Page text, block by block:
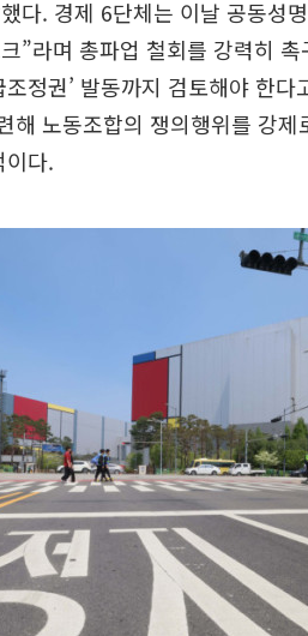
다. 경제 6단체는 이날 공동성
”라며 총파업 철회를 강력히
정권’ 발동까지 검토해야 한
해 노동조합의 쟁의행위를 강제
이다.